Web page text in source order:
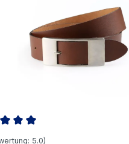
Bewertung von 5
5.0)